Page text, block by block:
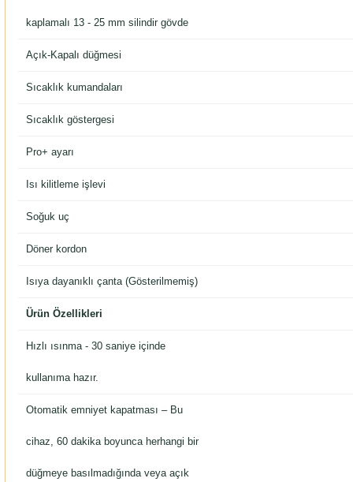
kaplamalı 13 - 25 mm silindir gövde
Açık-Kapalı düğmesi
Sıcaklık kumandaları
Sıcaklık göstergesi
Pro+ ayarı
Isı kilitleme işlevi
Soğuk uç
Döner kordon
Isıya dayanıklı çanta (Gösterilmemiş)
Ürün Özellikleri
Hızlı ısınma - 30 saniye içinde
kullanıma hazır.
Otomatik emniyet kapatması – Bu
cihaz, 60 dakika boyunca herhangi bir
düğmeye basılmadığında veya açık